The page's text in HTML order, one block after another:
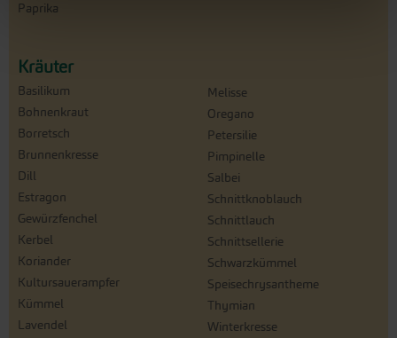
Paprika
Kräuter
Basilikum
Bohnenkraut
Borretsch
Brunnenkresse
Dill
Estragon
Gewürzfenchel
Kerbel
Koriander
Kultursauerampfer
Kümmel
Lavendel
Melisse
Oregano
Petersilie
Pimpinelle
Salbei
Schnittknoblauch
Schnittlauch
Schnittsellerie
Schwarzkümmel
Speisechrysantheme
Thymian
Winterkresse